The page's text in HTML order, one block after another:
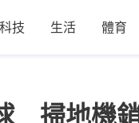
科技 生活 體育
掃地機